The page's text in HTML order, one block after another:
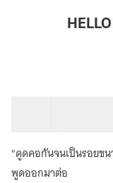
ฉัน
"ดูดคอกันจนเป็นรอยขน
พูดออกมาต่อ